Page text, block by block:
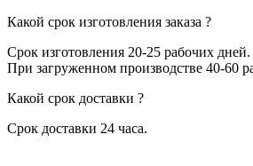
Какой срок изготовления заказа ?
Срок изготовления 20-25 рабочих дней.
При загруженном производстве 40-60
Какой срок доставки ?
Срок доставки 24 часа.